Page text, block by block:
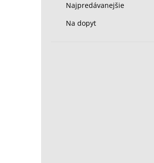
Najpredávanejšie
Na dopyt